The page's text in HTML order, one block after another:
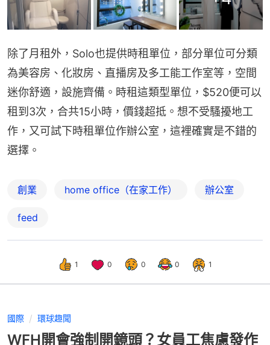
除了月租外，Solo也提供時租單位，部分單位可分類
為美容房、化妝房、直播房及多工能工作室等，空間
迷你舒適，設施齊備。時租這類型單位，$520便可以
租到3次，合共15小時，價錢超抵。想不受騷擾地工
作，又可試下時租單位作辦公室，這裡確實是不錯的
選擇。
創業 home office（在家工作） 辦公室
feed
1 0 0 0 1
國際 環球趣聞
WFH開會強制開鏡頭？女員工焦慮發作